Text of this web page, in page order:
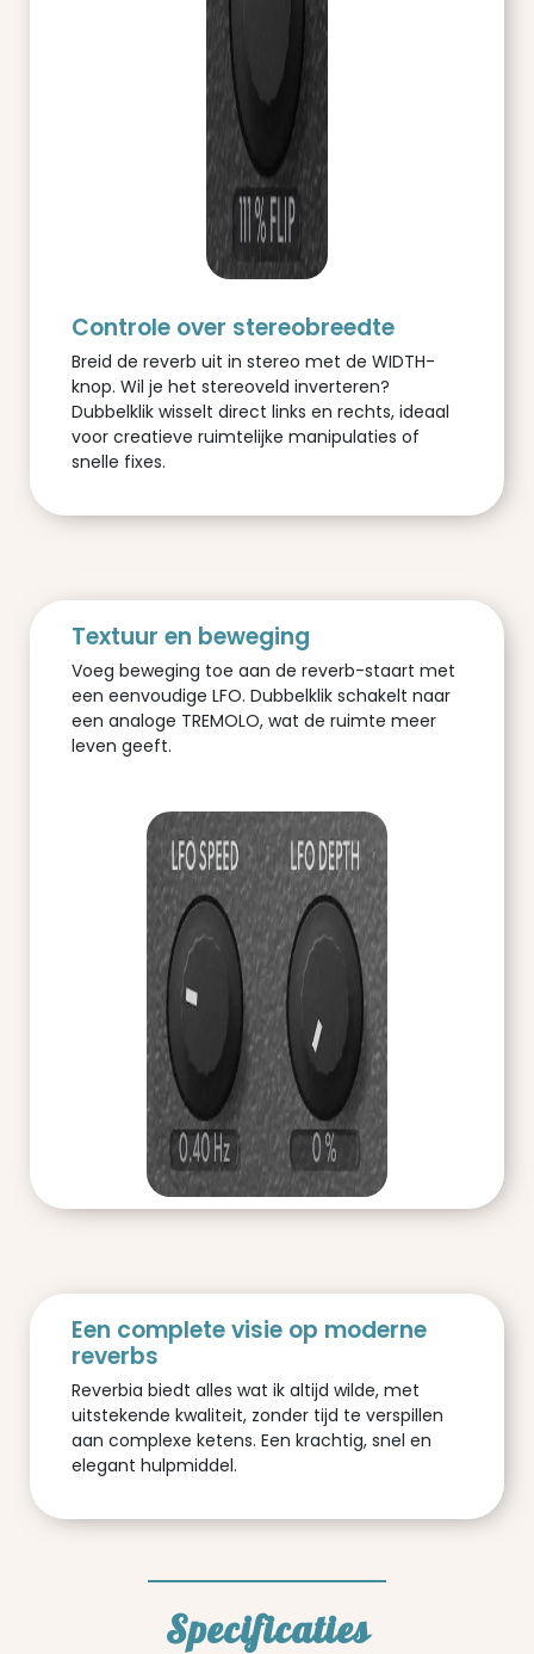
Controle over stereobreedte
Breid de reverb uit in stereo met de WIDTH-
knop. Wil je het stereoveld inverteren?
Dubbelklik wisselt direct links en rechts, ideaal
voor creatieve ruimtelijke manipulaties of
snelle fixes.
Textuur en beweging
Voeg beweging toe aan de reverb-staart met
een eenvoudige LFO. Dubbelklik schakelt naar
een analoge TREMOLO, wat de ruimte meer
leven geeft.
Een complete visie op moderne
reverbs
Reverbia biedt alles wat ik altijd wilde, met
uitstekende kwaliteit, zonder tijd te verspillen
aan complexe ketens. Een krachtig, snel en
elegant hulpmiddel.
Specificaties